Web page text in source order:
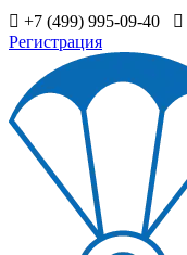
+7 (499) 995-09-40
Регистрация